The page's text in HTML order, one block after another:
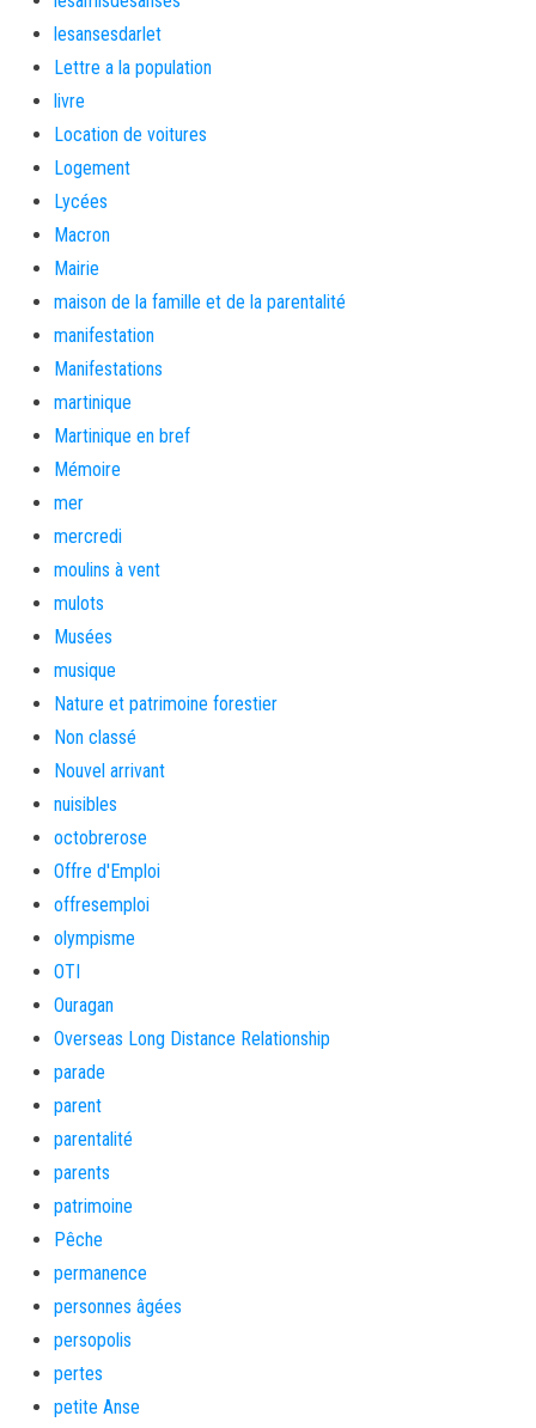
lesansesdarlet
Lettre a la population
livre
Location de voitures
Logement
Lycées
Macron
Mairie
maison de la famille et de la parentalité
manifestation
Manifestations
martinique
Martinique en bref
Mémoire
mer
mercredi
moulins à vent
mulots
Musées
musique
Nature et patrimoine forestier
Non classé
Nouvel arrivant
nuisibles
octobrerose
Offre d'Emploi
offresemploi
olympisme
OTI
Ouragan
Overseas Long Distance Relationship
parade
parent
parentalité
parents
patrimoine
Pêche
permanence
personnes âgées
persopolis
pertes
petite Anse